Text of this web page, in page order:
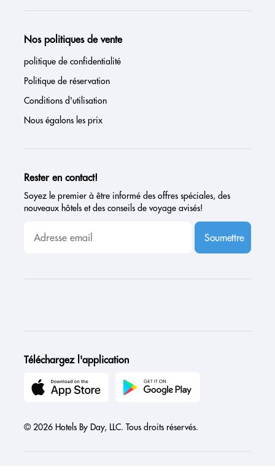
Nos politiques de vente
politique de confidentialité
Politique de réservation
Conditions d'utilisation
Nous égalons les prix
Rester en contact!
Soyez le premier à être informé des offres spéciales, des
nouveaux hôtels et des conseils de voyage avisés!
Soumettre
Téléchargez l'application
© 2026 Hotels By Day, LLC. Tous droits réservés.